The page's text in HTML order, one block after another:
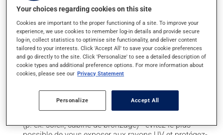
qu'indiqué.
Effets indésirables
En plus de ses effets recherchés, ce produit peut à
l'occasion entraîner certains effets indésirables (effets
secondaires), notamment :
il peut assécher la peau et la faire peler
(desquamation);
(p. ex. soleil, cabine de bronzage) - évitez le plus
Your choices regarding cookies on this site
Cookies are important to the proper functioning of a site. To improve your
experience, we use cookies to remember log-in details and provide secure
log-in, collect statistics to optimise site functionality, and deliver content
tailored to your interests. Click 'Accept All' to save your cookie preferences
and go directly to the site. Click 'Personalize' to see a detailed description of
cookie types and additional preference options. For more information about
cookies, please see our Privacy Statement
Personalize Accept All